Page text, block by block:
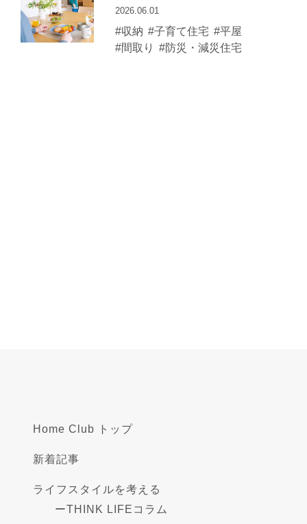
2026.06.01
#収納 #子育て住宅 #平屋
#間取り
#防災・減災住宅
Home Club トップ
新着記事
ライフスタイルを考える
ーTHINK LIFEコラム